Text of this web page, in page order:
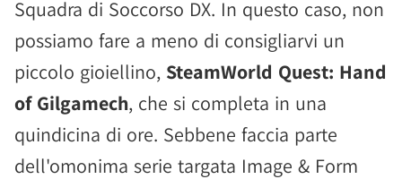
Squadra di Soccorso DX. In questo caso, non
possiamo fare a meno di consigliarvi un
piccolo gioiellino, SteamWorld Quest: Hand
of Gilgamech, che si completa in una
quindicina di ore. Sebbene faccia parte
dell'omonima serie targata Image & Form